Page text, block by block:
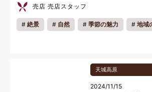
売店 売店スタッフ
絶景 自然 季節の魅力 地域
天城高原
2024/11/15